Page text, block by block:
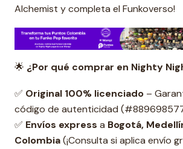
Alchemist y completa el Funkoverso!
🌟 ¿Por qué comprar en Nighty
✅ Original 100% licenciado –
código de autenticidad
✅ Envíos express a Bogotá,
Colombia(¡Consulta si aplica envío